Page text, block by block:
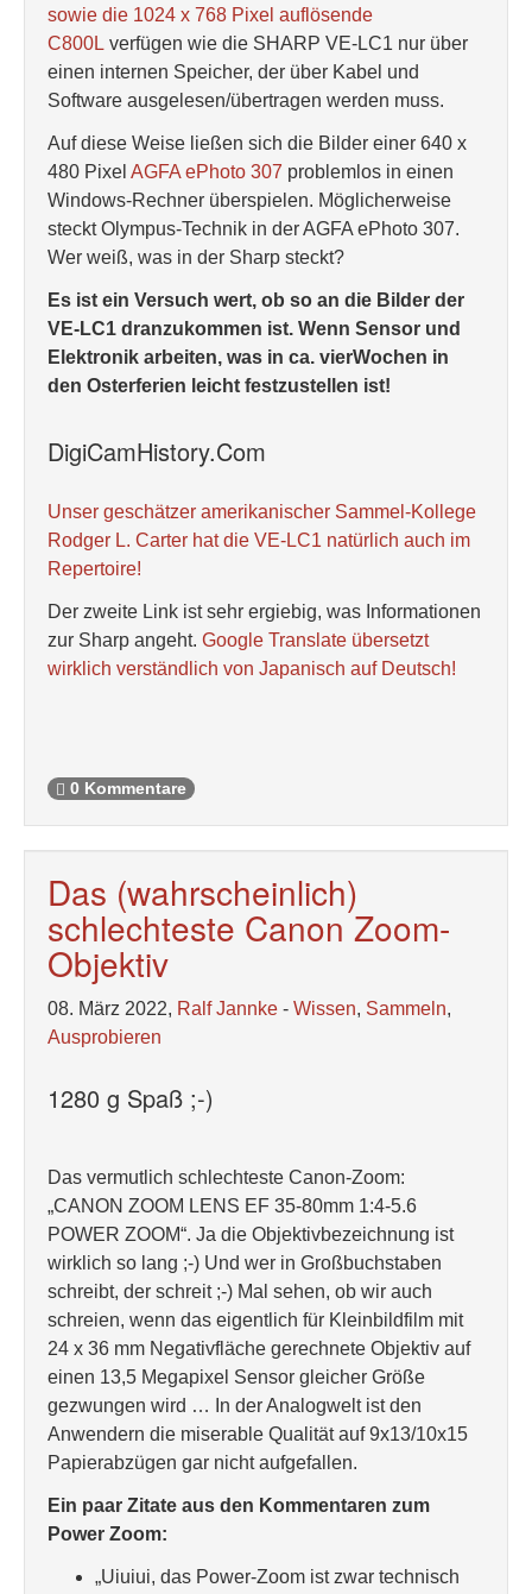
sowie die 1024 x 768 Pixel auflösende
C800L verfügen wie die SHARP VE-LC1 nur über
einen internen Speicher, der über Kabel und
Software ausgelesen/übertragen werden muss.
Auf diese Weise ließen sich die Bilder einer 640 x
480 Pixel AGFA ePhoto 307 problemlos in einen
Windows-Rechner überspielen. Möglicherweise
steckt Olympus-Technik in der AGFA ePhoto 307.
Wer weiß, was in der Sharp steckt?
Es ist ein Versuch wert, ob so an die Bilder der
VE-LC1 dranzukommen ist. Wenn Sensor und
Elektronik arbeiten, was in ca. vierWochen in
den Osterferien leicht festzustellen ist!
DigiCamHistory.Com
Unser geschätzer amerikanischer Sammel-Kollege
Rodger L. Carter hat die VE-LC1 natürlich auch im
Repertoire!
Der zweite Link ist sehr ergiebig, was Informationen
zur Sharp angeht. Google Translate übersetzt
wirklich verständlich von Japanisch auf Deutsch!
0 Kommentare
Das (wahrscheinlich)
schlechteste Canon Zoom-
Objektiv
08. März 2022, Ralf Jannke - Wissen, Sammeln,
Ausprobieren
1280 g Spaß ;-)
Das vermutlich schlechteste Canon-Zoom:
„CANON ZOOM LENS EF 35-80mm 1:4-5.6
POWER ZOOM“. Ja die Objektivbezeichnung ist
wirklich so lang ;-) Und wer in Großbuchstaben
schreibt, der schreit ;-) Mal sehen, ob wir auch
schreien, wenn das eigentlich für Kleinbildfilm mit
24 x 36 mm Negativfläche gerechnete Objektiv auf
einen 13,5 Megapixel Sensor gleicher Größe
gezwungen wird … In der Analogwelt ist den
Anwendern die miserable Qualität auf 9x13/10x15
Papierabzügen gar nicht aufgefallen.
Ein paar Zitate aus den Kommentaren zum
Power Zoom:
„Uiuiui, das Power-Zoom ist zwar technisch